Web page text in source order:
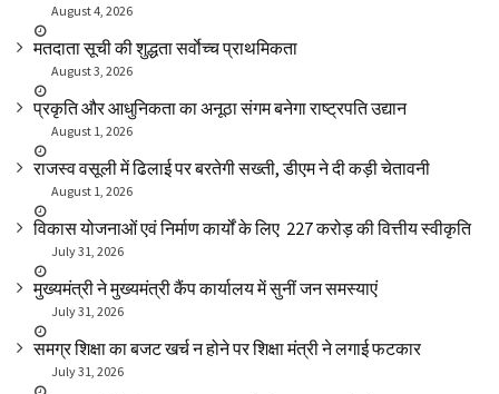
August 4, 2026
मतदाता सूची की शुद्धता सर्वाेच्च प्राथमिकता
August 3, 2026
प्रकृति और आधुनिकता का अनूठा संगम बनेगा राष्ट्रपति उद्यान
August 1, 2026
राजस्व वसूली में ढिलाई पर बरतेगी सख्ती, डीएम ने दी कड़ी चेतावनी
August 1, 2026
विकास योजनाओं एवं निर्माण कार्यों के लिए ₹ 227 करोड़ की वित्तीय स्वीकृति
July 31, 2026
मुख्यमंत्री ने मुख्यमंत्री कैंप कार्यालय में सुनीं जन समस्याएं
July 31, 2026
समग्र शिक्षा का बजट खर्च न होने पर शिक्षा मंत्री ने लगाई फटकार
July 31, 2026